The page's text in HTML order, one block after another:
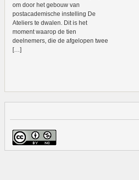
om door het gebouw van
postacademische instelling De
Ateliers te dwalen. Dit is het
moment waarop de tien
deelnemers, die de afgelopen twee
[…]